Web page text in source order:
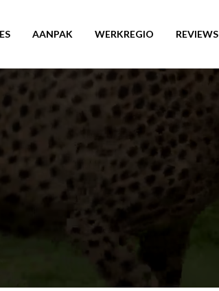
AANPAK WERKREGIO REVIEWS